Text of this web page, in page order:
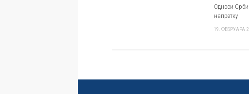
Односи
напретку
19. ФЕБРУАРА